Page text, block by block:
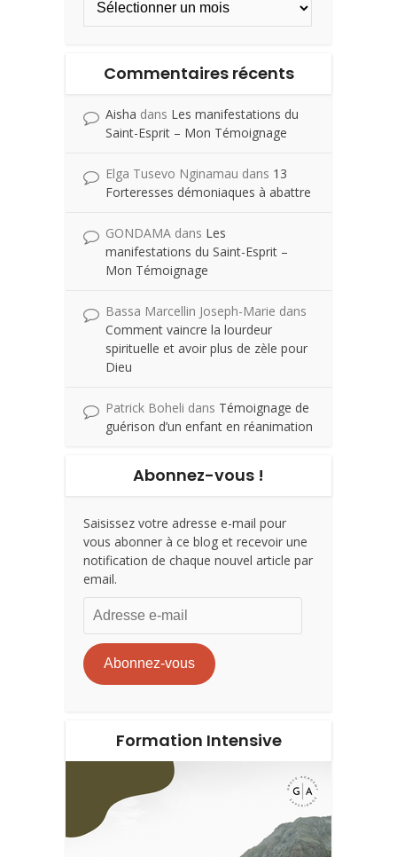
Commentaires récents
Aisha dans Les manifestations du
Saint-Esprit – Mon Témoignage
Elga Tusevo Nginamau dans 13
Forteresses démoniaques à abattre
GONDAMA dans Les
manifestations du Saint-Esprit –
Mon Témoignage
Bassa Marcellin Joseph-Marie dans
Comment vaincre la lourdeur
spirituelle et avoir plus de zèle pour
Dieu
Patrick Boheli dans Témoignage de
guérison d’un enfant en réanimation
Abonnez-vous !
Saisissez votre adresse e-mail pour
vous abonner à ce blog et recevoir une
notification de chaque nouvel article par
email.
e-
mail
Abonnez-vous
Formation Intensive